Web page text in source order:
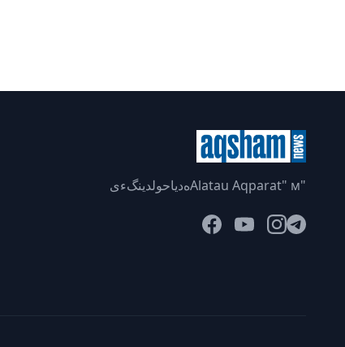
"Alatau Aqparat" мەدياحولدينگءى